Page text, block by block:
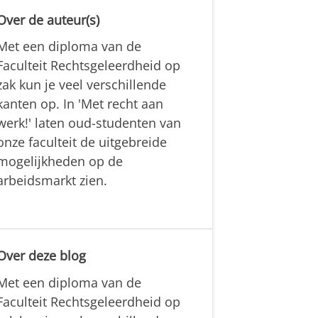
de auteur(s)
een diploma van de
Rechtsgeleerdheid op
kun je veel verschillende
op. In 'Met recht aan
laten oud-studenten van
faculteit de uitgebreide
op de
zien.
deze blog
een diploma van de
Rechtsgeleerdheid op